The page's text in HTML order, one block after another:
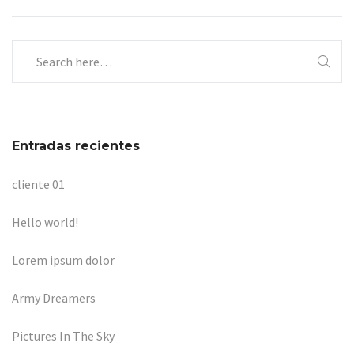
Entradas recientes
cliente 01
Hello world!
Lorem ipsum dolor
Army Dreamers
Pictures In The Sky